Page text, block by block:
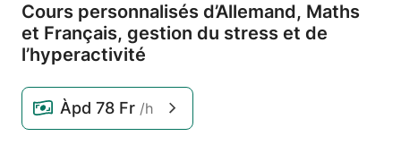
Cours personnalisés d’Allemand, Maths
et Français, gestion du stress et de
l’hyperactivité
Àpd 78 Fr /h